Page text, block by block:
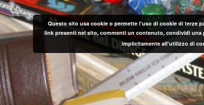
Salta
al
contenuto
Questo sito usa cookie o permette l'uso di cookie di terze
link presenti nel sito, commenti un contenuto, condividi
implicitamente all'utilizzo di